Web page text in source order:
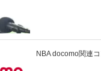
NBA docomo関連